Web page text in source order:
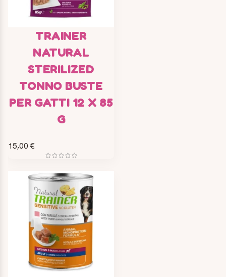
TRAINER
NATURAL
STERILIZED
TONNO BUSTE
PER GATTI 12 X 85
G
15,00 €